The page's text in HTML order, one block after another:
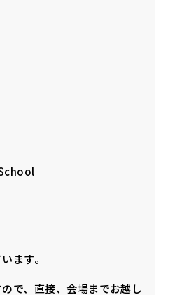
ます。
で、直接、会場までお越し